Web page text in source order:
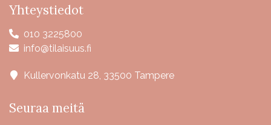
Yhteystiedot
010 3225800
info@tilaisuus.fi
Kullervonkatu 28, 33500 Tampere
Seuraa meitä